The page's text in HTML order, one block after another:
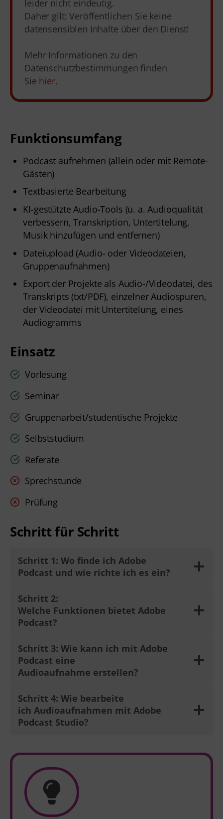
leider nicht eindeutig.
Daher gilt: Veröffentlichen Sie keine
datensensiblen Inhalte über den Dienst!
Mehr Informationen zu den
Datenschutzbestimmungen finden
Sie hier.
Funktionsumfang
Podcast aufnehmen (allein oder mit Remote-
Gästen)
Textbasierte Bearbeitung
KI-gestützte Audio-Tools (u. a. Audioqualität
verbessern, Transkription, Untertitelung,
Musik hinzufügen und entfernen)
Dateiupload (Audio- oder Videodateien,
Gruppenaufnahmen)
Export der Projekte als Audio-/Videodatei, des
Transkripts (txt/PDF), einzelner Audiospuren,
der Videodatei mit Untertitelung, eines
Audiogramms
Einsatz
Vorlesung
Seminar
Gruppenarbeit/studentische Projekte
Selbststudium
Referate
Sprechstunde
Prüfung
Schritt für Schritt
Schritt 1: Wo finde ich Adobe
Podcast und wie richte ich es ein?
Schritt 2:
Welche Funktionen bietet Adobe
Podcast?
Schritt 3: Wie kann ich mit Adobe
Podcast eine
Audioaufnahme erstellen?
Schritt 4: Wie bearbeite
ich Audioaufnahmen mit Adobe
Podcast Studio?